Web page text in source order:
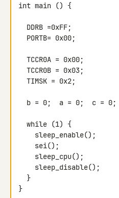
int main () {
}